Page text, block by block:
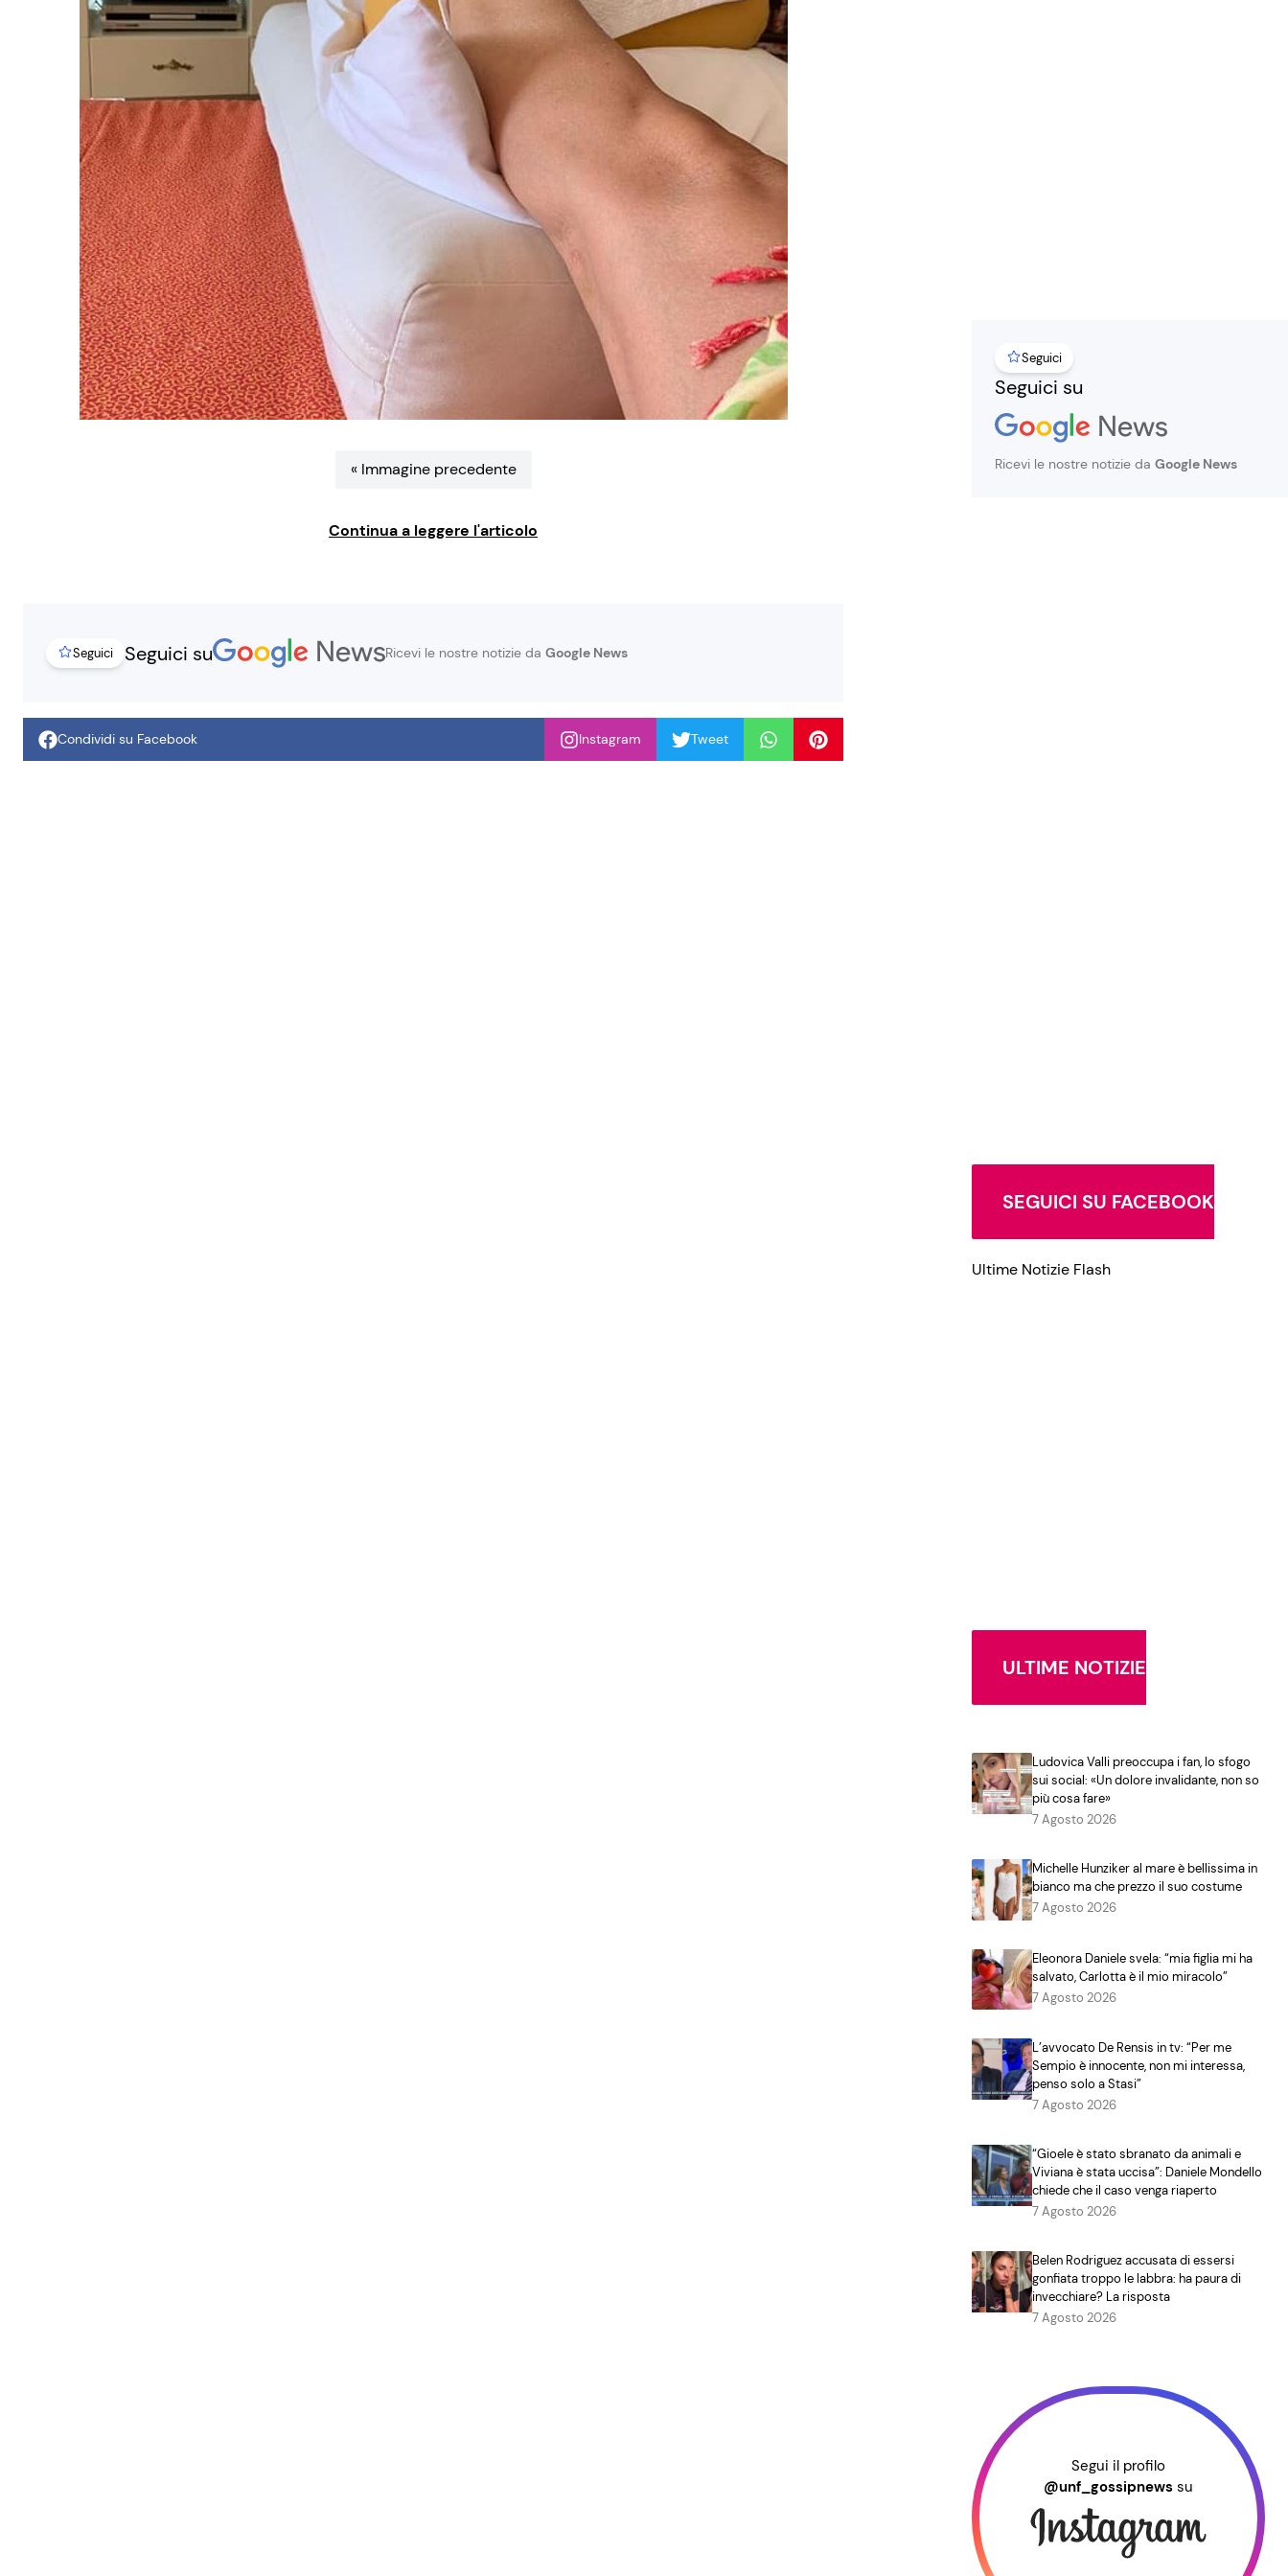
« Immagine precedente
Continua a leggere l'articolo
Seguici Seguici su Ricevi le nostre notizie da Google News
Condividi su Facebook Instagram Tweet
Seguici
Seguici su
Ricevi le nostre notizie da Google News
SEGUICI SU FACEBOOK
Ultime Notizie Flash
ULTIME NOTIZIE
Ludovica Valli preoccupa i fan, lo sfogo
sui social: «Un dolore invalidante, non so
più cosa fare»
7 Agosto 2026
Michelle Hunziker al mare è bellissima in
bianco ma che prezzo il suo costume
7 Agosto 2026
Eleonora Daniele svela: “mia figlia mi ha
salvato, Carlotta è il mio miracolo”
7 Agosto 2026
L’avvocato De Rensis in tv: “Per me
Sempio è innocente, non mi interessa,
penso solo a Stasi”
7 Agosto 2026
“Gioele è stato sbranato da animali e
Viviana è stata uccisa”: Daniele Mondello
chiede che il caso venga riaperto
7 Agosto 2026
Belen Rodriguez accusata di essersi
gonfiata troppo le labbra: ha paura di
invecchiare? La risposta
7 Agosto 2026
Segui il profilo
@unf_gossipnews su